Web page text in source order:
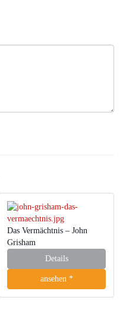
Das Vermächtnis – John
Grisham
Details
ansehen *